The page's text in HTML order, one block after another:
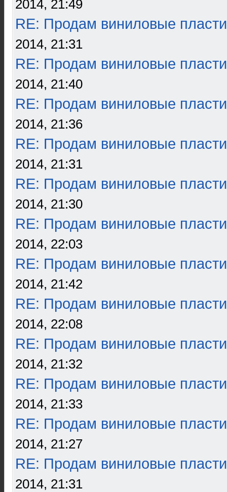
2014, 21:49
RE: Продам виниловые
2014, 21:31
RE: Продам виниловые
2014, 21:40
RE: Продам виниловые
2014, 21:36
RE: Продам виниловые
2014, 21:31
RE: Продам виниловые
2014, 21:30
RE: Продам виниловые
2014, 22:03
RE: Продам виниловые
2014, 21:42
RE: Продам виниловые
2014, 22:08
RE: Продам виниловые
2014, 21:32
RE: Продам виниловые
2014, 21:33
RE: Продам виниловые
2014, 21:27
RE: Продам виниловые
2014, 21:31